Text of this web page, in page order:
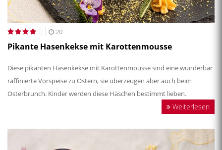
20
Pikante Hasenkekse mit Karottenmousse
Diese pikanten Hasenkekse mit Karottenmousse sind eine wunderbar
raffinierte Vorspeise zu Ostern, sie überzeugen aber auch beim
Osterbrunch. Kinder werden diese Häschen bestimmt lieben.
Weiterlesen